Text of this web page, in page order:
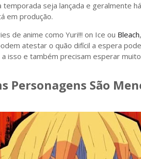
temporada seja lançada e geralmente
em produção.
de anime como Yuri!!! on Ice ou Bleach
atestar o quão difícil a espera
isso e também precisam esperar
Personagens São